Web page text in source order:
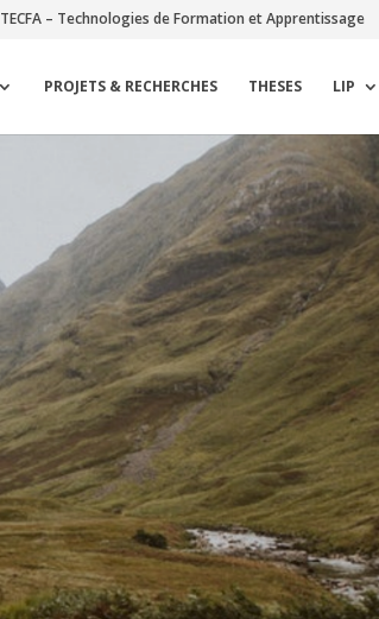
TECFA – Technologies de Formation et Apprentissage
PROJETS & RECHERCHES THESES LIP